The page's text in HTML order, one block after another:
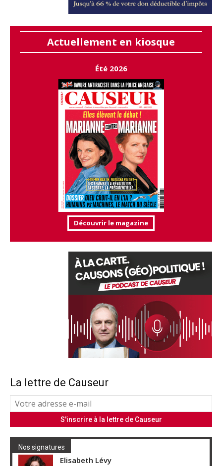
Actuellement en kiosque
Été 2026
Découvrir le magazine
La lettre de Causeur
Nos signatures
Elisabeth Lévy